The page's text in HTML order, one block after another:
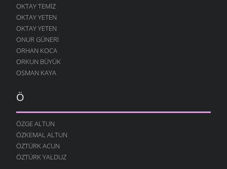
OKTAY TEMIZ
OKTAY YETEN
OKTAY YETEN
ONUR GÜNERI
ORHAN KOCA
ORKUN BÜYÜK
OSMAN KAYA
Ö
ÖZGE ALTUN
ÖZKEMAL ALTUN
ÖZTÜRK ACUN
ÖZTÜRK YALDUZ